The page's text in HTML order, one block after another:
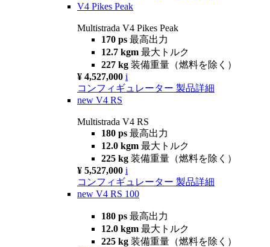
V4 Pikes Peak
Multistrada V4 Pikes Peak
170 ps 最高出力
12.7 kgm 最大トルク
227 kg 装備重量（燃料を除く）
¥ 4,527,000 i
コンフィギュレーター 製品詳細
new V4 RS
Multistrada V4 RS
180 ps 最高出力
12.0 kgm 最大トルク
225 kg 装備重量（燃料を除く）
¥ 5,527,000 i
コンフィギュレーター 製品詳細
new V4 RS 100
180 ps 最高出力
12.0 kgm 最大トルク
225 kg 装備重量（燃料を除く）